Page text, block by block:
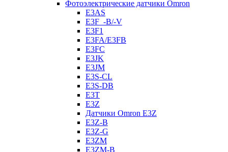
Фотоэлектрические датчики Omron
E3AS
E3F_-B/-V
E3F1
E3FA/E3FB
E3FC
E3JK
E3JM
E3S-CL
E3S-DB
E3T
E3Z
Датчики Omron E3Z
E3Z-B
E3Z-G
E3ZM
E3ZM-B